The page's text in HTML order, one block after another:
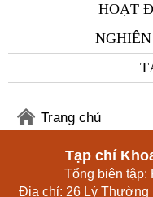
HOẠT
Trang chủ
Tạp chí
Tổng biên tập:
Địa chỉ: 26 Lý Thường